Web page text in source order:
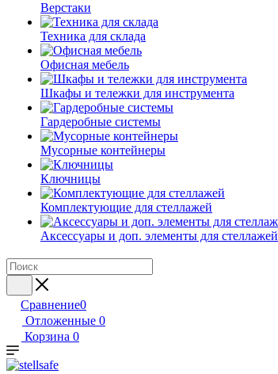
Верстаки
Техника для склада
Офисная мебель
Шкафы и тележки для инструмента
Гардеробные системы
Мусорные контейнеры
Ключницы
Комплектующие для стеллажей
Аксессуары и доп. элементы для стеллажей
Сравнение0
Отложенные 0
Корзина 0